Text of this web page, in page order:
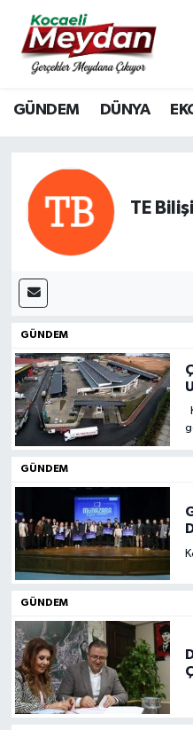
GÜNDEM DÜNYA
TE
GÜNDEM
GÜNDEM
GÜNDEM
Nöbetçi Eczaneler
Hava Durumu
Süper Lig Puan
Tüm Manşetler
Haber Arşivi